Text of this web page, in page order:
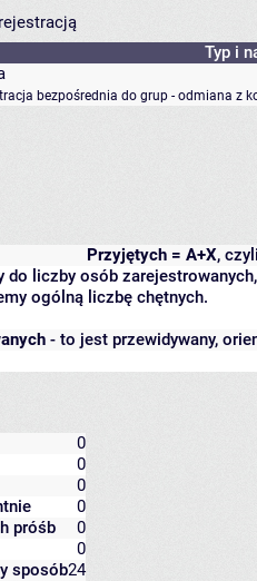
Typ i
bezpośrednia do grup - odmiana z
Przyjętych = A+X,
do liczby osób
ogólną liczbę chętnych.
- to jest przewidywany,
0
0
0
0
próśb
0
0
sposób24